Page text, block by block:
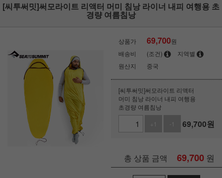
[씨투써밋]써모라이트 리액터 머미 침낭 라이너 내피 여행용 초
경량 여름침낭
상품가 69,700원
배송비
(조건)
지역별
원산지
중국
[씨투써밋]써모라이트 리액터
머미 침낭 라이너 내피 여행용
초경량 여름침낭
+1
-1 69,700원
총 상품 금액 69,700 원